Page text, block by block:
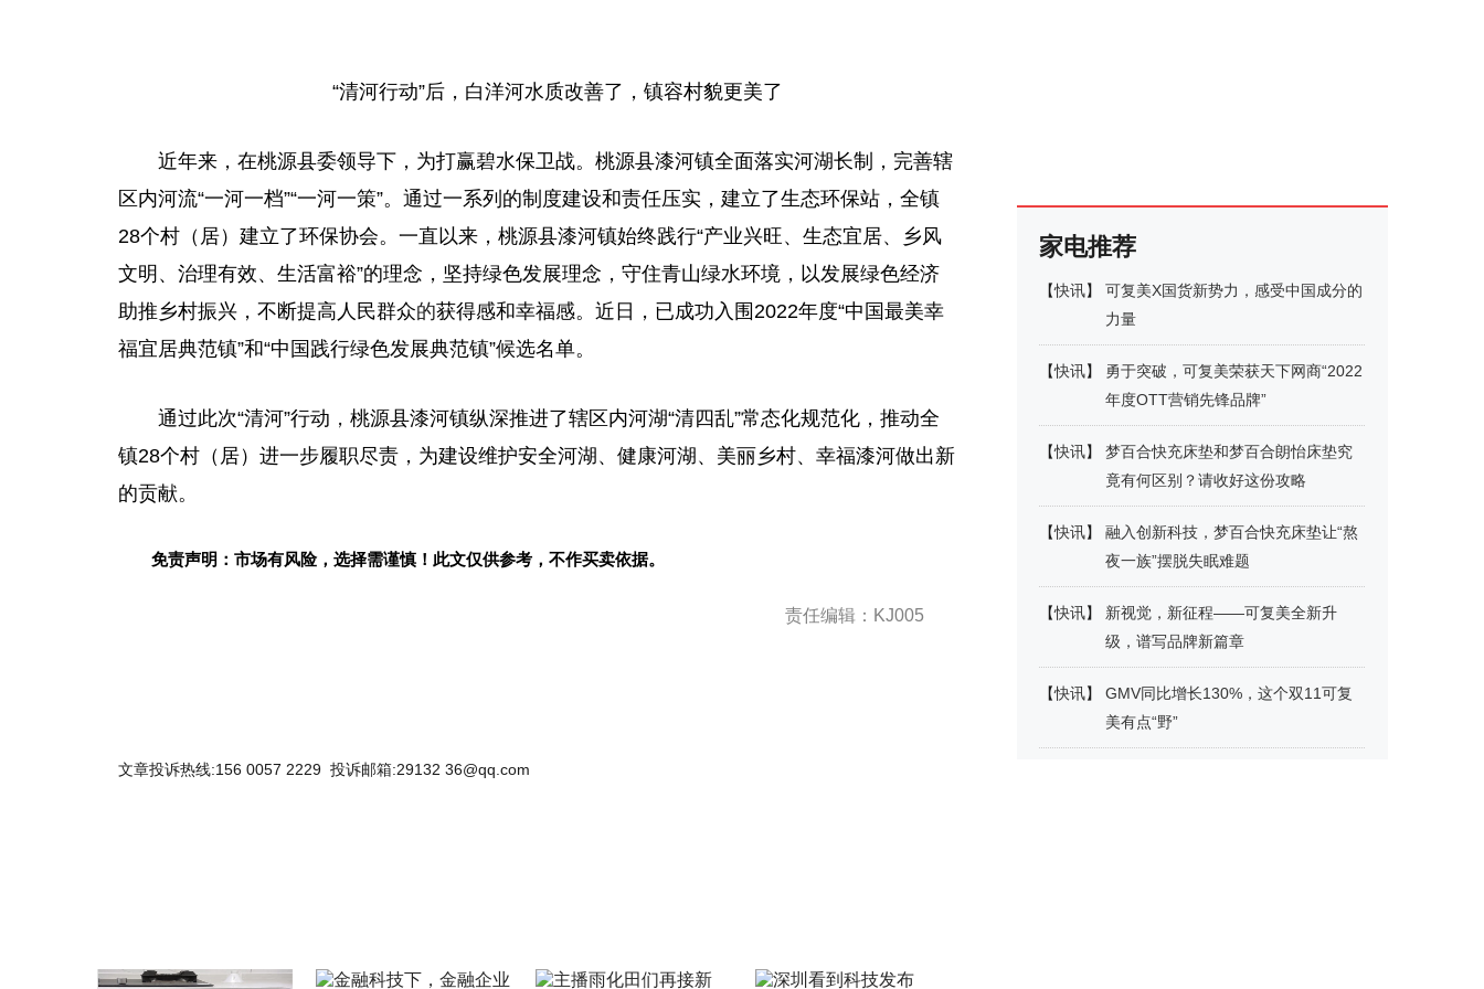
“清河行动”后，白洋河水质改善了，镇容村貌更美了
近年来，在桃源县委领导下，为打赢碧水保卫战。桃源县漆河镇全面落实河湖长制，完善辖
区内河流“一河一档”“一河一策”。通过一系列的制度建设和责任压实，建立了生态环保站，全镇
28个村（居）建立了环保协会。一直以来，桃源县漆河镇始终践行“产业兴旺、生态宜居、乡风
文明、治理有效、生活富裕”的理念，坚持绿色发展理念，守住青山绿水环境，以发展绿色经济
助推乡村振兴，不断提高人民群众的获得感和幸福感。近日，已成功入围2022年度“中国最美幸
福宜居典范镇”和“中国践行绿色发展典范镇”候选名单。
通过此次“清河”行动 ， 桃源县漆河镇纵深推进了辖区内河湖“清四乱”常态化规范化，推动全
镇28个村（居）进一步履职尽责，为建设维护安全河湖、健康河湖、美丽乡村、幸福漆河做出新
的贡献。
免责声明：市场有风险，选择需谨慎！此文仅供参考，不作买卖依据。
责任编辑：KJ005
文章投诉热线:156 0057 2229 投诉邮箱:29132 36@qq.com
家电推荐
【快讯】
可复美X国货新势力，感受中国成分的
力量
【快讯】
勇于突破，可复美荣获天下网商“2022
年度OTT营销先锋品牌”
【快讯】
梦百合快充床垫和梦百合朗怡床垫究
竟有何区别？请收好这份攻略
【快讯】
融入创新科技，梦百合快充床垫让“熬
夜一族”摆脱失眠难题
【快讯】
新视觉，新征程——可复美全新升
级，谱写品牌新篇章
【快讯】
GMV同比增长130%，这个双11可复
美有点“野”